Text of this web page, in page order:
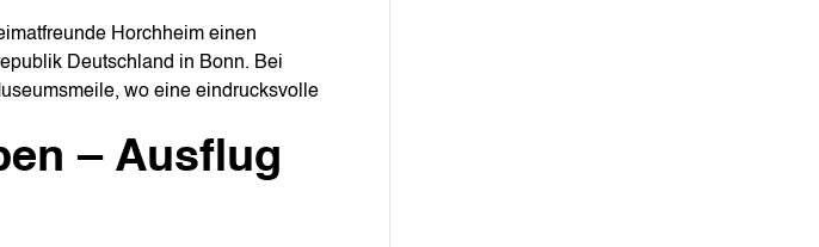
Horchheim einen
Deutschland in Bonn. Bei
wo eine eindrucksvolle
– Ausflug